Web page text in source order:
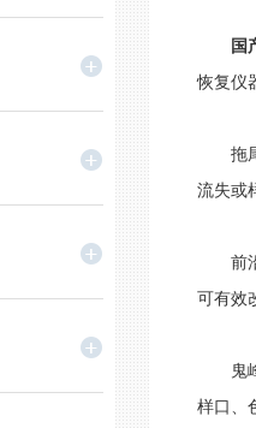
国
恢复仪
拖尾
流失或
前沿
可有效
鬼峰
样口、